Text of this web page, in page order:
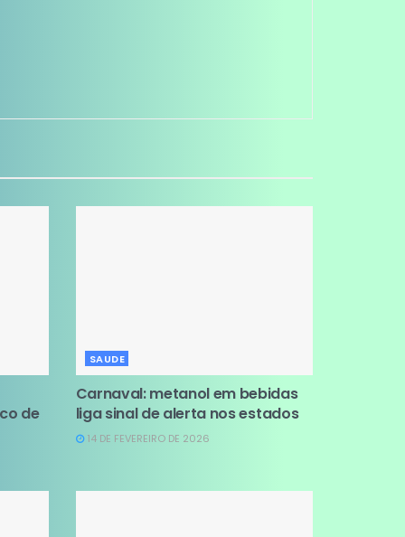
de
SAUDE
Carnaval: metanol em bebidas
liga sinal de alerta nos estados
14 DE FEVEREIRO DE 2026